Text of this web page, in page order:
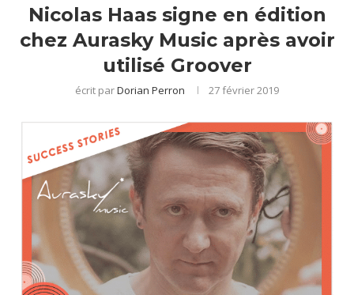
Nicolas Haas signe en édition
chez Aurasky Music après avoir
utilisé Groover
écrit parDorian Perron 27 février 2019